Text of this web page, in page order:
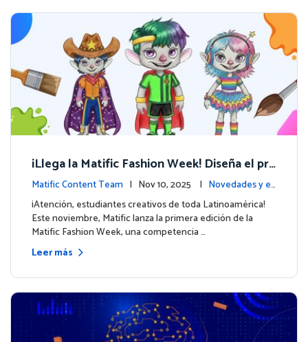
¡Llega la Matific Fashion Week! Diseña el pró
ximo look de nuestros personajes
Matific Content Team | Nov 10, 2025 | Novedades y ev
entos
¡Atención, estudiantes creativos de toda Latinoamérica!
Este noviembre, Matific lanza la primera edición de la
Matific Fashion Week, una competencia …
Leer más